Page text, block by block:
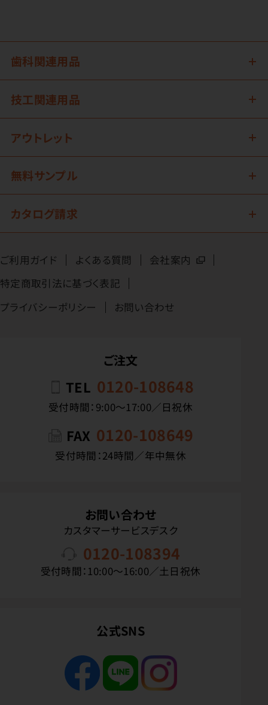
歯科関連用品
技工関連用品
アウトレット
無料サンプル
カタログ請求
ご利用ガイド よくある質問
会社案内
特定商取引法に基づく表記
プライバシーポリシー
お問い合わせ
ご注文
TEL 0120-108648
受付時間：9:00〜17:00／日祝休
FAX 0120-108649
受付時間：24時間／年中無休
お問い合わせ
カスタマーサービスデスク
0120-108394
受付時間：10:00〜16:00／土日祝休
公式SNS